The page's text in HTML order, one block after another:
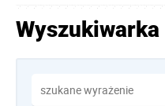
Wyszukiwarka